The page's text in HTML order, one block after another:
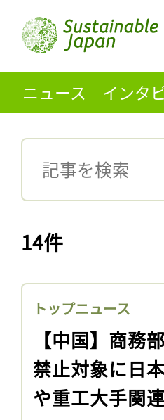
ニュース インタ
14件
トップニュース
【中国】商務
禁止対象に日
や重工大手関